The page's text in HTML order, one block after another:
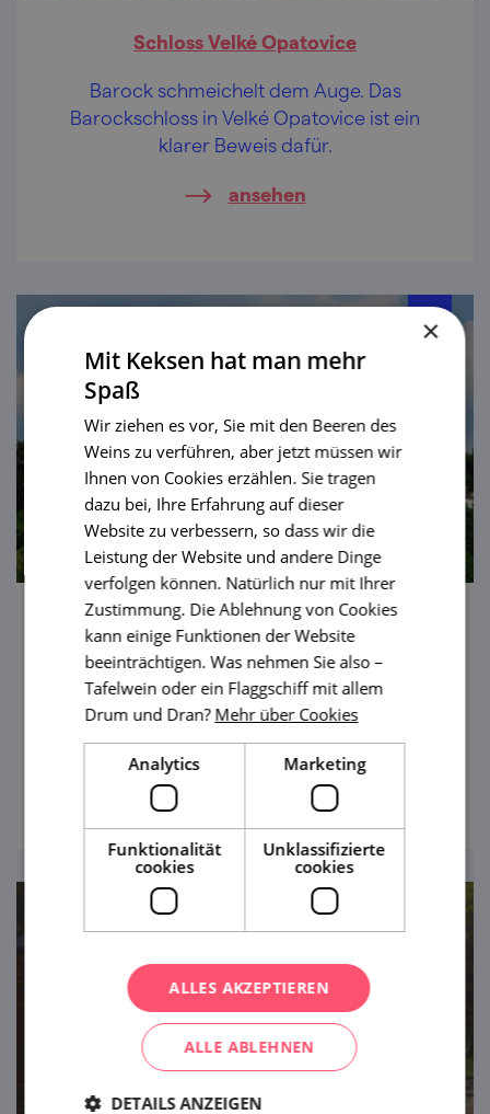
Schloss Velké Opatovice
Barock schmeichelt dem Auge. Das
Barockschloss in Velké Opatovice ist ein
klarer Beweis dafür.
ansehen
Schloss Letovice
Möchten Sie ein Schloss besitzen? Und
könnten Sie es renovieren? Der
das verkraftet.
×
Mit Keksen hat man mehr
Spaß
Wir ziehen es vor, Sie mit den Beeren des
Weins zu verführen, aber jetzt müssen wir
Ihnen von Cookies erzählen. Sie tragen
dazu bei, Ihre Erfahrung auf dieser
Website zu verbessern, so dass wir die
Leistung der Website und andere Dinge
verfolgen können. Natürlich nur mit Ihrer
Zustimmung. Die Ablehnung von Cookies
kann einige Funktionen der Website
beeinträchtigen. Was nehmen Sie also –
Tafelwein oder ein Flaggschiff mit allem
Drum und Dran? Mehr über Cookies
Analytics Marketing
Funktionalität
cookies
Unklassifizierte
cookies
ALLES AKZEPTIEREN
ALLE ABLEHNEN
DETAILS ANZEIGEN